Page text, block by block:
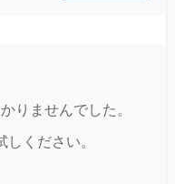
りませんでした。
ください。